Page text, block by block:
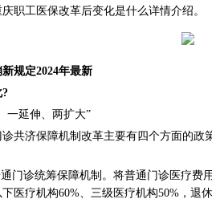
职工医保改革后变化是什么详情介绍。
规定2024年最新
一延伸、两扩大”
共济保障机制改革主要有四个方面的
门诊统筹保障机制。将普通门诊医疗
医疗机构60%、三级医疗机构50%，退